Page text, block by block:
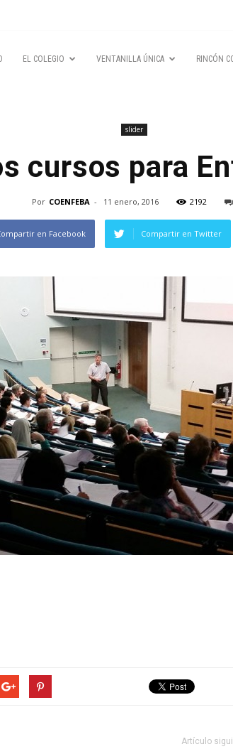
EL COLEGIO VENTANILLA ÚNICA RINCÓN
slider
cursos para
Por COENFEBA - 11 enero, 2016 2192
en Facebook Compartir en Twitter
Artículo